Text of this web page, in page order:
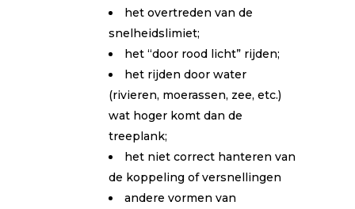
het overtreden van de
snelheidslimiet;
het “door rood licht” rijden;
het rijden door water
(rivieren, moerassen, zee, etc.)
wat hoger komt dan de
treeplank;
het niet correct hanteren van
de koppeling of versnellingen
andere vormen van